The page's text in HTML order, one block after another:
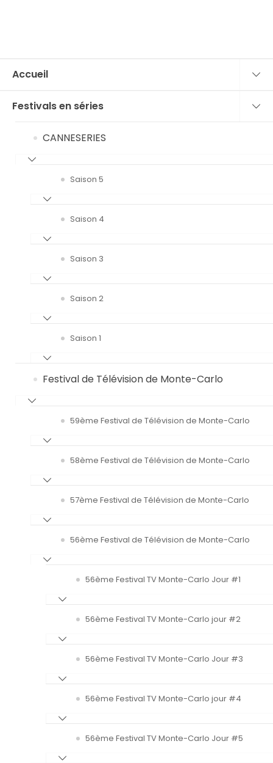
Accueil
Festivals en séries
CANNESERIES
Saison 5
Saison 4
Saison 3
Saison 2
Saison 1
Festival de Télévision de Monte-Carlo
59ème Festival de Télévision de Monte-Carlo
58ème Festival de Télévision de Monte-Carlo
57ème Festival de Télévision de Monte-Carlo
56ème Festival de Télévision de Monte-Carlo
56ème Festival TV Monte-Carlo Jour #1
56ème Festival TV Monte-Carlo jour #2
56ème Festival TV Monte-Carlo Jour #3
56ème Festival TV Monte-Carlo jour #4
56ème Festival TV Monte-Carlo Jour #5